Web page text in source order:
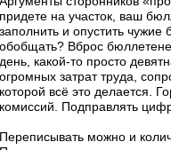
придете на участок, ваш
заполнить и опустить
обобщать? Вброс
день, какой-то просто
огромных затрат труда,
которой всё это делается.
комиссий. Подправлять
Переписывать можно и